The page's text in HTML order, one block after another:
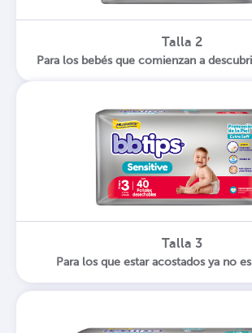
Talla 2
Para los bebés que comienzan a
Talla 3
Para los que estar acostados ya no